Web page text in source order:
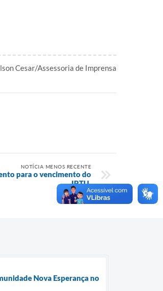
Cesar/Assessoria de Imprensa
NOTÍCIA MENOS RECENTE
para o vencimento do
IPTU.
Nova Esperança no